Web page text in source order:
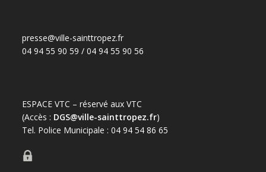
presse@ville-sainttropez.fr
04 94 55 90 59 / 04 94 55 90 56
ESPACE VTC – réservé aux VTC
(Accès : DGS@ville-sainttropez.fr)
Tel. Police Municipale : 04 94 54 86 65